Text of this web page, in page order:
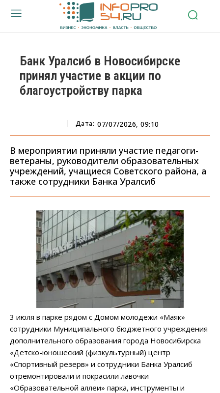
Банк Уралсиб в Новосибирске
принял участие в акции по
благоустройству парка
Дата: 07/07/2026, 09:10
В мероприятии приняли участие педагоги-
ветераны, руководители образовательных
учреждений, учащиеся Советского района, а
также сотрудники Банка Уралсиб
3 июля в парке рядом с Домом молодежи «Маяк»
сотрудники Муниципального бюджетного учреждения
дополнительного образования города Новосибирска
«Детско-юношеский (физкультурный) центр
«Спортивный резерв» и сотрудники Банка Уралсиб
отремонтировали и покрасили лавочки
«Образовательной аллеи» парка, инструменты и